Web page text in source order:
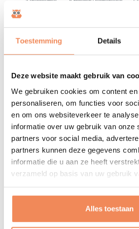
Toestemming Details
Deze website maakt gebruik van
We gebruiken cookies om content
personaliseren, om functies voor
en om ons websiteverkeer te
informatie over uw gebruik van onze
partners voor social media,
partners kunnen deze gegevens
informatie die u aan ze heeft
verzameld op basis van uw gebruik
Alles toestaan
Hoe wij samenwerken
resultaat
Een gezamenlijk project start met
samenwerkingsvoorstel:
Plan van Aanpak in fases met
Planning
Inzet van onze teamleden, de
Investering (projectprijs of op
Samengevat voegen we aan jouw
kennis, ervaring en capaciteit toe die
resultaat te boeken.
Als ons voorstel leidt tot een
mooi project van. De kennis die we